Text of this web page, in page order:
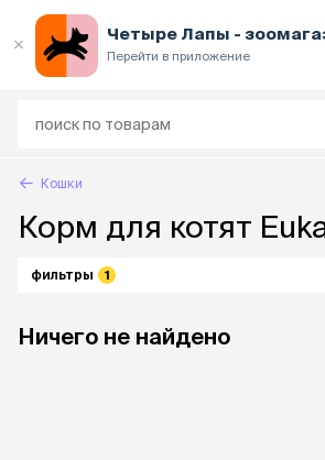
Четыре Лапы -
Перейти в приложение
Кошки
Корм для котят
фильтры 1
Ничего не найдено